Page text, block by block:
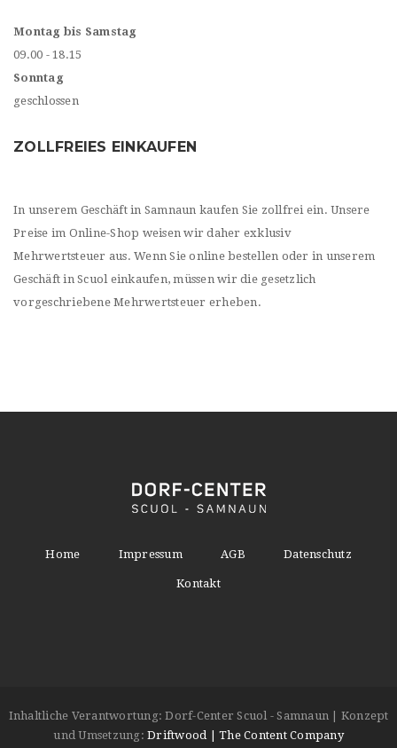
Montag bis Samstag
09.00 - 18.15
Sonntag
geschlossen
ZOLLFREIES EINKAUFEN
In unserem Geschäft in Samnaun kaufen Sie zollfrei ein. Unsere
Preise im Online-Shop weisen wir daher exklusiv
Mehrwertsteuer aus. Wenn Sie online bestellen oder in unserem
Geschäft in Scuol einkaufen, müssen wir die gesetzlich
vorgeschriebene Mehrwertsteuer erheben.
Home Impressum AGB Datenschutz
Kontakt
Inhaltliche Verantwortung: Dorf-Center Scuol - Samnaun | Konzept
und Umsetzung: Driftwood | The Content Company